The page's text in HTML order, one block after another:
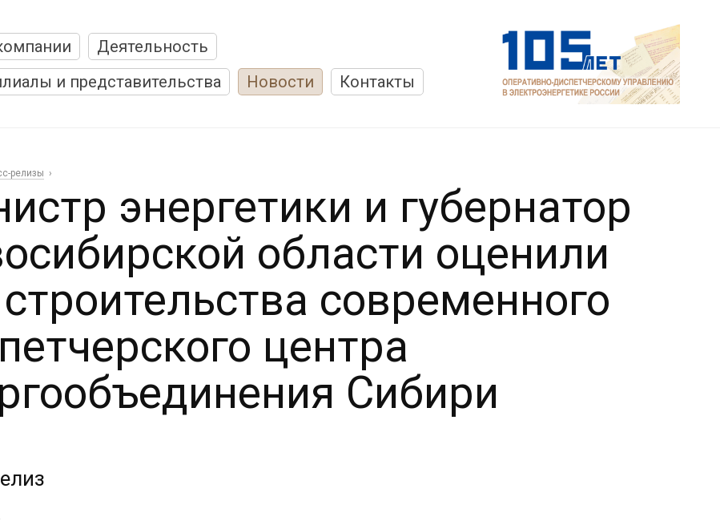
Деятельность
и представительства
Новости Контакты
релизы
энергетики и губернатор
области оценили
современного
центра
Сибири